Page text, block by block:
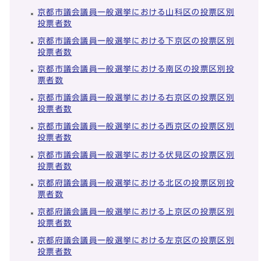
京都市議会議員一般選挙における山科区の投票区別
投票者数
京都市議会議員一般選挙における下京区の投票区別
投票者数
京都市議会議員一般選挙における南区の投票区別投
票者数
京都市議会議員一般選挙における右京区の投票区別
投票者数
京都市議会議員一般選挙における西京区の投票区別
投票者数
京都市議会議員一般選挙における伏見区の投票区別
投票者数
京都府議会議員一般選挙における北区の投票区別投
票者数
京都府議会議員一般選挙における上京区の投票区別
投票者数
京都府議会議員一般選挙における左京区の投票区別
投票者数